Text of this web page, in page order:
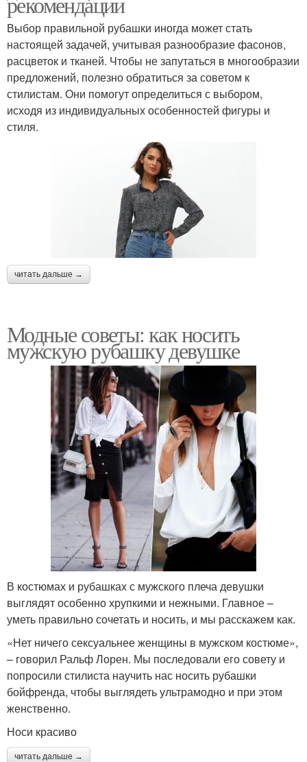
Выбор правильной рубашки иногда может стать
настоящей задачей, учитывая разнообразие фасонов,
расцветок и тканей. Чтобы не запутаться в многообразии
предложений, полезно обратиться за советом к
стилистам. Они помогут определиться с выбором,
исходя из индивидуальных особенностей фигуры и
стиля.
читать дальше →
Модные советы: как носить
мужскую рубашку девушке
В костюмах и рубашках с мужского плеча девушки
выглядят особенно хрупкими и нежными. Главное –
уметь правильно сочетать и носить, и мы расскажем как.
«Нет ничего сексуальнее женщины в мужском костюме»,
– говорил Ральф Лорен. Мы последовали его совету и
попросили стилиста научить нас носить рубашки
бойфренда, чтобы выглядеть ультрамодно и при этом
женственно.
Носи красиво
читать дальше →